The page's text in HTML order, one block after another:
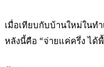
เมื่อเทียบกับบ้านใหม่ในท
หลังนี้คือ “จ่ายแค่ครึ่ง ได้